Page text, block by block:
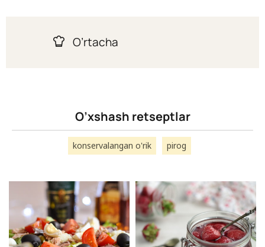
O’rtacha
O’xshash retseptlar
konservalangan o'rik pirog